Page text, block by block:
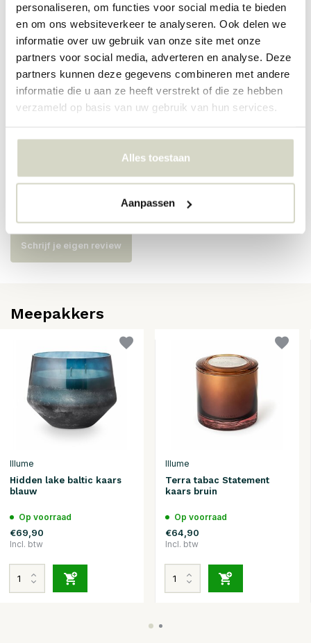
personaliseren, om functies voor social media te bieden
en om ons websiteverkeer te analyseren. Ook delen we
informatie over uw gebruik van onze site met onze
partners voor social media, adverteren en analyse. Deze
partners kunnen deze gegevens combineren met andere
informatie die u aan ze heeft verstrekt of die ze hebben
verzameld op basis van uw gebruik van hun services.
Alles toestaan
Aanpassen
PRODUCTSPECIFICATIES
Artikelnummer 4626105100
SKU 4626105100
Reviews
Er zijn nog geen reviews geschreven over dit product..
Schrijf je eigen review
Meepakkers
Illume
Hidden lake baltic kaars
blauw
Op voorraad
€69,90
Incl. btw
Illume
Terra tabac Statement
kaars bruin
Op voorraad
€64,90
Incl. btw